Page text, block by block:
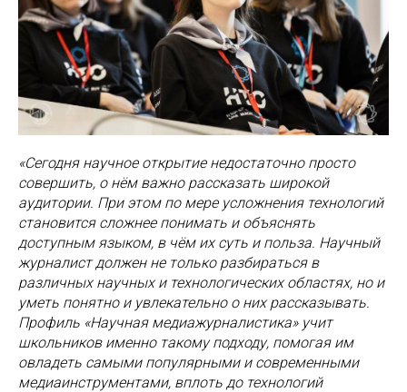
«Сегодня научное открытие недостаточно просто
совершить, о нём важно рассказать широкой
аудитории. При этом по мере усложнения технологий
становится сложнее понимать и объяснять
доступным языком, в чём их суть и польза. Научный
журналист должен не только разбираться в
различных научных и технологических областях, но и
уметь понятно и увлекательно о них рассказывать.
Профиль «Научная медиажурналистика» учит
школьников именно такому подходу, помогая им
овладеть самыми популярными и современными
медиаинструментами, вплоть до технологий